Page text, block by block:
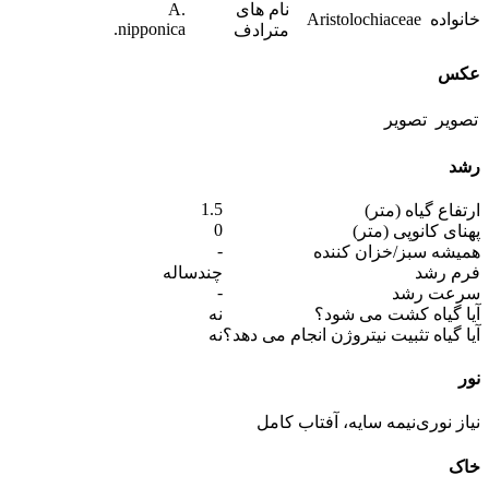
خانواده Aristolochiaceae
نام های
مترادف
A.
nipponica.
عکس
رشد
ارتفاع گیاه (متر)
1.5
پهنای کانوپی (متر)
0
همیشه سبز/خزان کننده
-
فرم رشد
چندساله
سرعت رشد
-
آیا گیاه کشت می شود؟
نه
آیا گیاه تثبیت نیتروژن انجام می دهد؟نه
نور
نیاز نورینیمه سایه، آفتاب کامل
خاک